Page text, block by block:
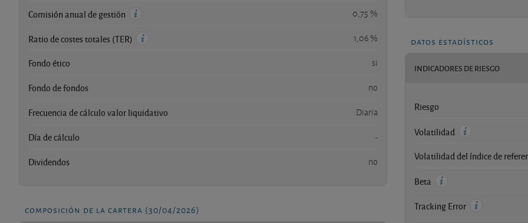
Comisión anual de gestión 0,75 %
Ratio de costes totales (TER) 1,06 %
Fondo ético si
Fondo de fondos no
Frecuencia de cálculo valor liquidativo Diaria
Día de cálculo -
Dividendos no
composición de la cartera (30/04/2026)
datos estadísticos
INDICADORES DE RIESGO
Riesgo
Volatilidad
Volatilidad del índice de
Beta
Tracking Error